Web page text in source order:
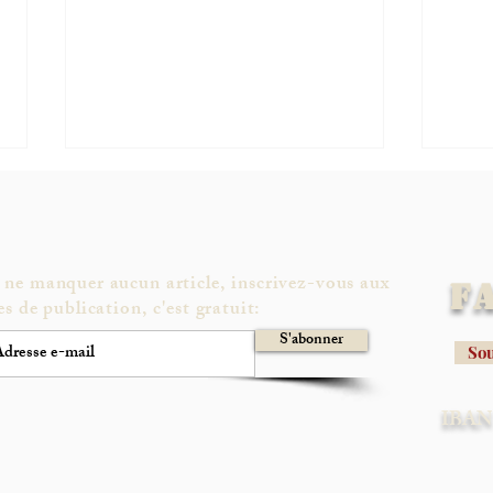
Magyar balaye Orbán:
changement de règne... mais pas
Ces
manquer aucun article, inscrivez-vous aux
de publication, c'est gratuit:
S'abonner
IBAN